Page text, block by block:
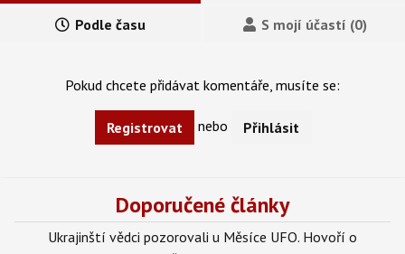
Podle času S mojí účastí (0)
Pokud chcete přidávat komentáře, musíte se:
Registrovat nebo Přihlásit
Doporučené články
Ukrajinští vědci pozorovali u Měsíce UFO. Hovoří o